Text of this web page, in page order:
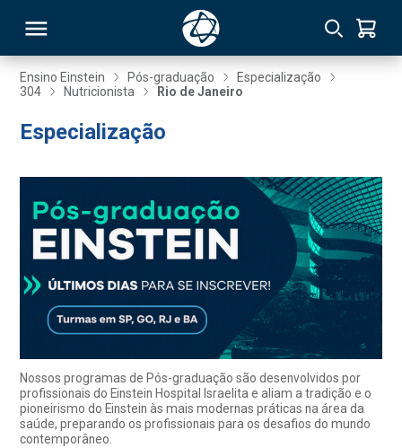
Ensino Einstein Pós-graduação
Especialização
304
Nutricionista Rio de Janeiro
Especialização
Nossos programas de Pós-graduação são desenvolvidos por
profissionais do Einstein Hospital Israelita e aliam a tradição e o
pioneirismo do Einstein às mais modernas práticas na área da
saúde, preparando os profissionais para os desafios do mundo
contemporâneo.